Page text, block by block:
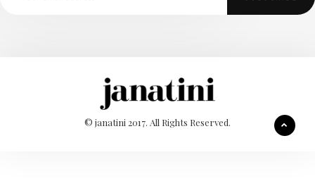
© janatini 2017. All Rights Reserved.